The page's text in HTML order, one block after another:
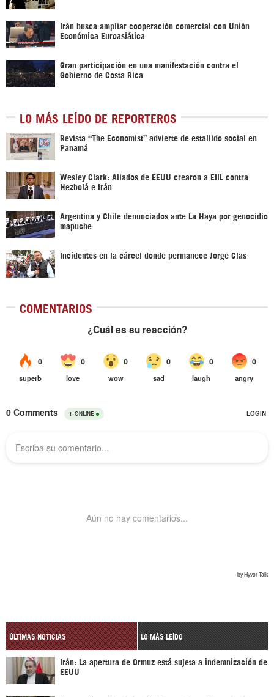
Irán busca ampliar cooperación comercial con Unión
Económica Euroasiática
Gran participación en una manifestación contra el
Gobierno de Costa Rica
LO MÁS LEÍDO DE REPORTEROS
Revista “The Economist” advierte de estallido social en
Panamá
Wesley Clark: Aliados de EEUU crearon a EIIL contra
Hezbolá e Irán
Argentina y Chile denunciados ante La Haya por genocidio
mapuche
Incidentes en la cárcel donde permanece Jorge Glas
COMENTARIOS
ÚLTIMAS NOTICIAS LO MÁS LEÍDO
Irán: La apertura de Ormuz está sujeta a indemnización de
EEUU